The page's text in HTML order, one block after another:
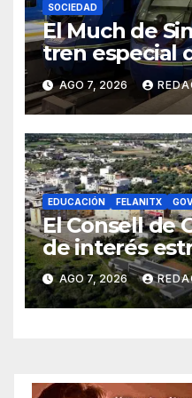
SOCIEDAD
El Much de
tren especial
AGO 7, 2026
EDUCACIÓN FELANITX
El Consell de
de interés
obras de
CEIP de
AGO 7, 2026